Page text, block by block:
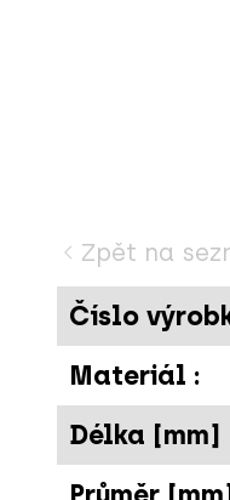
A Zpět na
Číslo
Materiál :
Délka [mm]